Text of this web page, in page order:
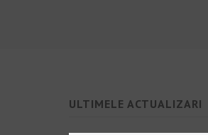
ULTIMELE ACTUALIZARI